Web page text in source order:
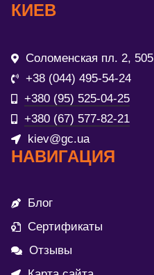
КИЕВ
Соломенская пл. 2, 505
+38 (044) 495-54-24
+380 (95) 525-04-25
+380 (67) 577-82-21
kiev@gc.ua
НАВИГАЦИЯ
Блог
Сертификаты
Отзывы